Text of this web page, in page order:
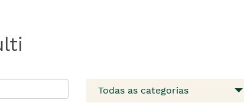
Todas as categorias